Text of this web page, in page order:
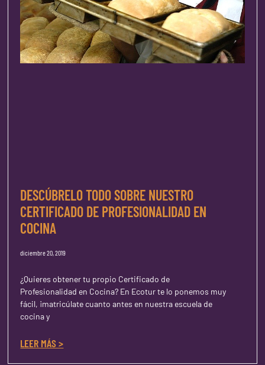
DESCÚBRELO TODO SOBRE NUESTRO
CERTIFICADO DE PROFESIONALIDAD EN
COCINA
diciembre 20, 2019
¿Quieres obtener tu propio Certificado de
Profesionalidad en Cocina? En Ecotur te lo ponemos muy
fácil, ¡matricúlate cuanto antes en nuestra escuela de
cocina y
LEER MÁS >